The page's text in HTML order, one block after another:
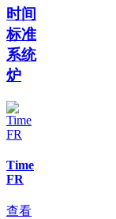
时间
标准
系统
炉
Time
FR
查看